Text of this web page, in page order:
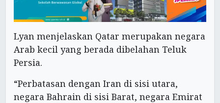
Lyan menjelaskan Qatar merupakan negara
Arab kecil yang berada dibelahan Teluk
Persia.
“Perbatasan dengan Iran di sisi utara,
negara Bahrain di sisi Barat, negara Emirat